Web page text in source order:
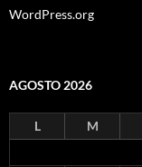
WordPress.org
AGOSTO 2026
L M